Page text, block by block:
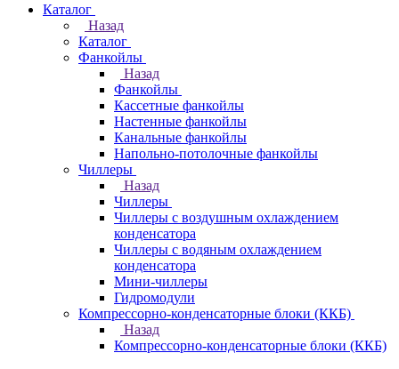
Каталог
Назад
Каталог
Фанкойлы
Назад
Фанкойлы
Кассетные фанкойлы
Настенные фанкойлы
Канальные фанкойлы
Напольно-потолочные фанкойлы
Чиллеры
Назад
Чиллеры
Чиллеры с воздушным охлаждением
конденсатора
Чиллеры с водяным охлаждением
конденсатора
Мини-чиллеры
Гидромодули
Компрессорно-конденсаторные блоки (ККБ)
Назад
Компрессорно-конденсаторные блоки (ККБ)